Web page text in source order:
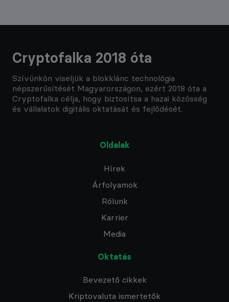
Cryptofalka 2018 óta
Szívünkön viseljük a blokklánc technológia
népszerűsítését Magyarországon, ezért 2018 óta a
Cryptofalka célja, hogy biztosítsa a hazai közösség
és vállalatok digitális oktatását és fejlődését.
Oldalak
Hírek
Árfolyamok
Rólunk
Karrier
Media
Oktatás
Bevezető cikkek
Kriptovaluta ismertetők